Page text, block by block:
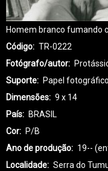
Homem branco fumando
Código
TR-0222
Fotógrafo/autor
Suporte
Papel fotográfico
Dimensões
9 x 14
País
BRASIL
Cor
P/B
Ano de produção
19--
Localidade
Serra do